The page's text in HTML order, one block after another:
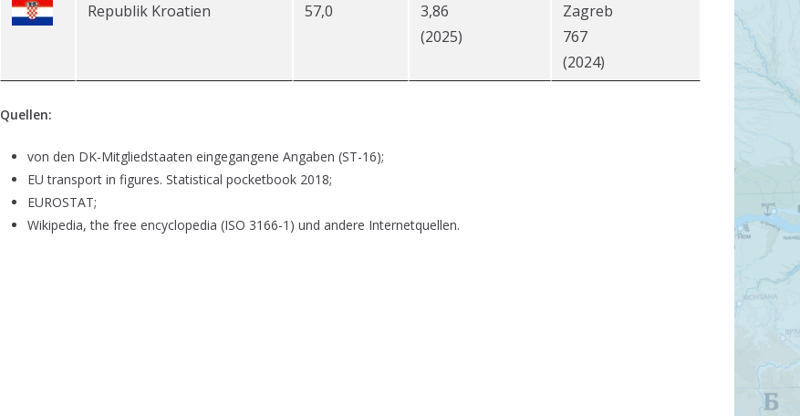
Republik Kroatien
57,0
3,86
(2025)
Zagreb
767
(2024)
Quellen:
von den DK-Mitgliedstaaten eingegangene Angaben (ST-16);
EU transport in figures. Statistical pocketbook 2018;
EUROSTAT;
Wikipedia, the free encyclopedia (ISO 3166-1) und andere Internetquellen.